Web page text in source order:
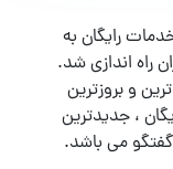
هدف ارائه خدمات رایگان به
راه اندازی شد.
و بروزترین
، جدیدترین
می باشد.